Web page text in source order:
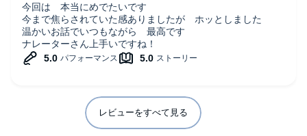
また、料亭・尾上の娘である綾乃も登場し、彼女の縁談や、
粋人の雪永、律の長年の想い人である千恵との関係も描かれ
ます。これらのキャラクターたちは、恋愛や感情が交錯する
中で成長し、対立や調和を生み出しながら物語が進んでいき
ます。律を取り巻く人物たちの心の動きがとても丁寧に描か
れており、読者はどのキャラクターにも感情移入しやすいで
ナレーションを担当する岸本百恵さんの声は、物語の雰囲気
にぴったりで、江戸の情景や登場人物の感情を豊かに表現し
ています。彼女の声が物語にさらに深みを加え、聴く者を一
今回は 本当にめでたいです
今まで焦らされていた感ありましたが ホッとしました
温かいお話でいつもながら 最高です
ナレーターさん上手いですね！
レビューをすべて見る